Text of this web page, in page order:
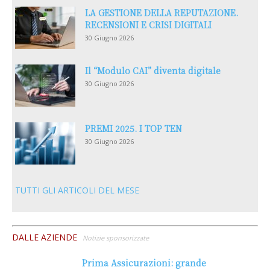
LA GESTIONE DELLA REPUTAZIONE.
RECENSIONI E CRISI DIGITALI
30 Giugno 2026
Il “Modulo CAI” diventa digitale
30 Giugno 2026
PREMI 2025. I TOP TEN
30 Giugno 2026
TUTTI GLI ARTICOLI DEL MESE
DALLE AZIENDE Notizie sponsorizzate
Prima Assicurazioni: grande